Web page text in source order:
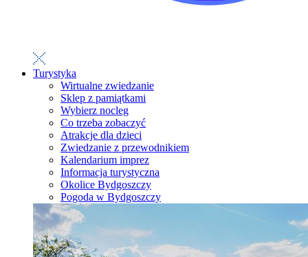
Turystyka
Wirtualne zwiedzanie
Sklep z pamiątkami
Wybierz nocleg
Co trzeba zobaczyć
Atrakcje dla dzieci
Zwiedzanie z przewodnikiem
Kalendarium imprez
Informacja turystyczna
Okolice Bydgoszczy
Pogoda w Bydgoszczy